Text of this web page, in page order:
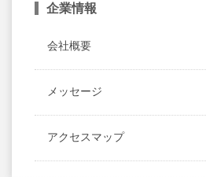
企業情報
会社概要
メッセージ
アクセスマップ